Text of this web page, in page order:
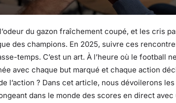
du gazon fraîchement coupé, et les cris
des champions. En 2025, suivre ces
temps. C’est un art. À l’heure où le football
avec chaque but marqué et chaque action
l’action ? Dans cet article, nous dévoilerons
dans le monde des scores en direct